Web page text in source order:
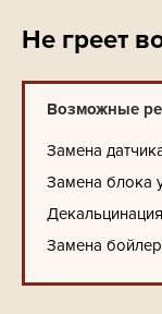
Не греет
Возможные
Замена
Замена блока
Декальцинация
Замена